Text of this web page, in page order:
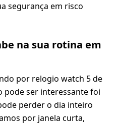
segurança em risco
na sua rotina em
por relogio watch 5 de
pode ser interessante foi
perder o dia inteiro
por janela curta,